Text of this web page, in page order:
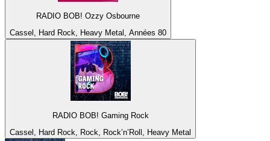
RADIO BOB! Ozzy Osbourne
Cassel, Hard Rock, Heavy Metal, Années 80
RADIO BOB! Gaming Rock
Cassel, Hard Rock, Rock, Rock’n’Roll, Heavy Metal